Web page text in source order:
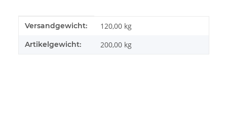
Produkteigenschaft
Wert
Versandgewicht: 120,00 kg
Artikelgewicht: 200,00 kg